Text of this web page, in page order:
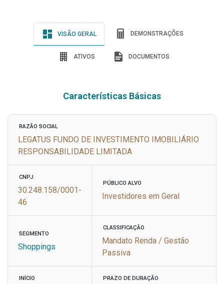
VISÃO GERAL DEMONSTRAÇÕES
ATIVOS DOCUMENTOS
Características Básicas
RAZÃO SOCIAL
LEGATUS FUNDO DE INVESTIMENTO IMOBILIÁRIO
RESPONSABILIDADE LIMITADA
CNPJ
30.248.158/0001-
46
PÚBLICO ALVO
Investidores em Geral
SEGMENTO
Shoppings
CLASSIFICAÇÃO
Mandato Renda / Gestão
Passiva
INÍCIO PRAZO DE DURAÇÃO